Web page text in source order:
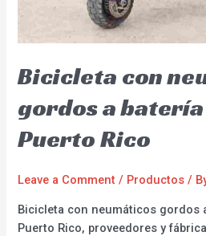
Bicicleta con
gordos a
Puerto Rico
Leave a Comment / Productos /
Bicicleta con neumáticos gordos
Puerto Rico, proveedores y